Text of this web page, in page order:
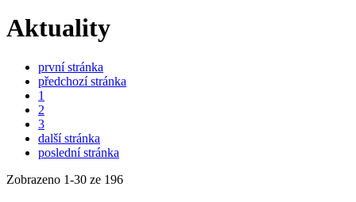
Aktuality
první stránka
předchozí stránka
1
2
3
další stránka
poslední stránka
Zobrazeno 1-30 ze 196